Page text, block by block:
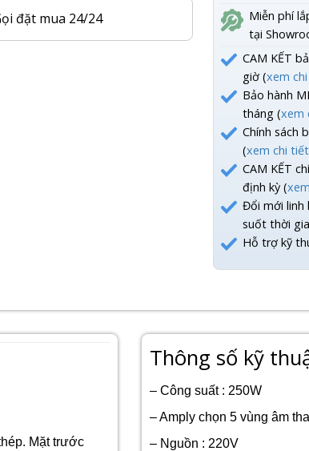
đặt mua 24/24
Miễn phí
tại
CAM KẾT
giờ (xem
Bảo hành
tháng (xem
Chính sách
(xem chi tiết
CAM KẾT
định kỳ (
Đổi mới linh
suốt thời
Hỗ trợ kỹ
Mặt trước
Thông số kỹ
– Công suất : 250W
– Amply chọn 5 vùng âm
– Nguồn : 220V